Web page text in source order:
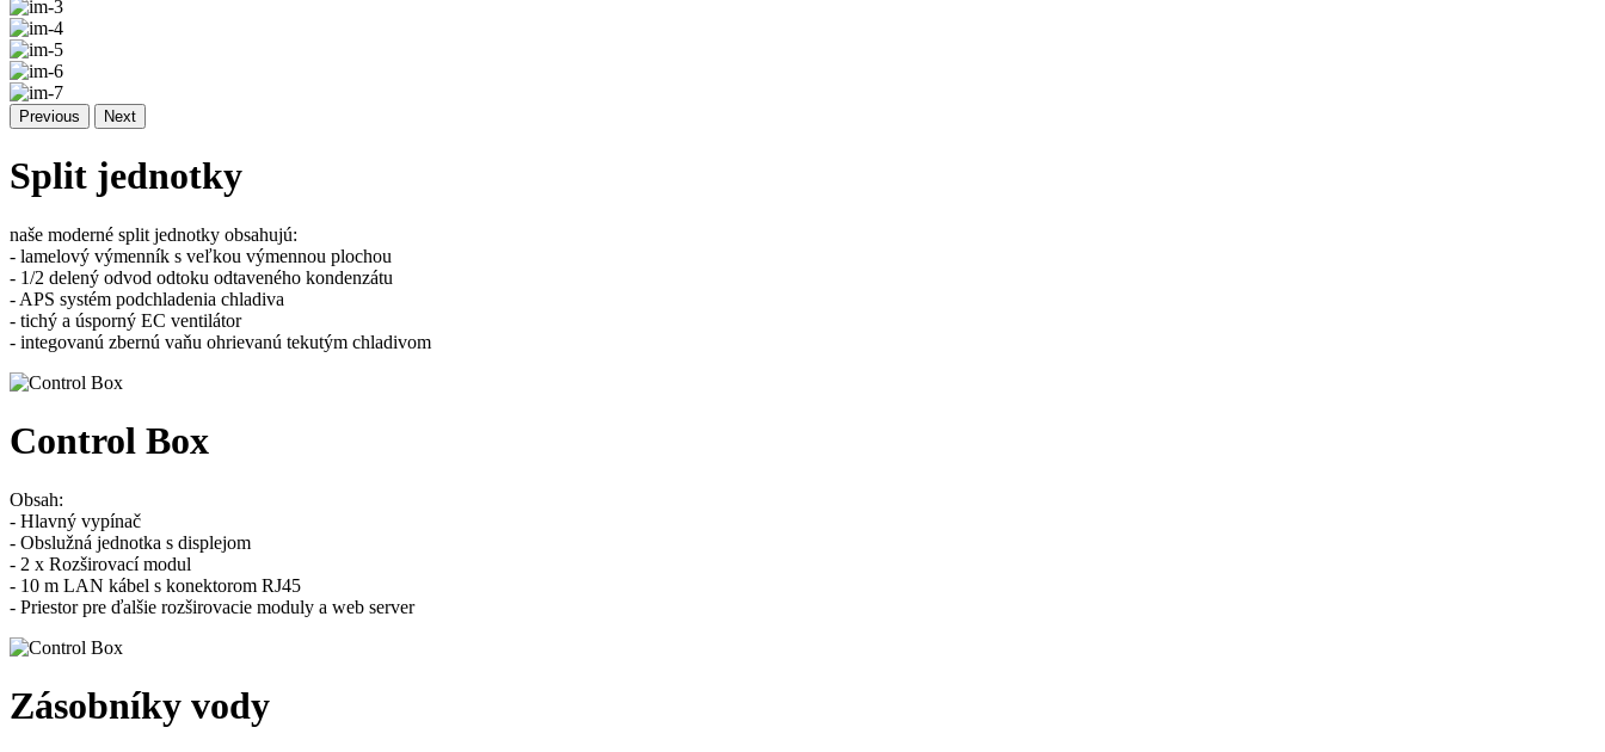
Previous Next
Split jednotky
naše moderné split jednotky obsahujú:
- lamelový výmenník s veľkou výmennou plochou
- 1/2 delený odvod odtoku odtaveného kondenzátu
- APS systém podchladenia chladiva
- tichý a úsporný EC ventilátor
- integovanú zbernú vaňu ohrievanú tekutým chladivom
Control Box
Obsah:
- Hlavný vypínač
- Obslužná jednotka s displejom
- 2 x Rozširovací modul
- 10 m LAN kábel s konektorom RJ45
- Priestor pre ďalšie rozširovacie moduly a web server
Zásobníky vody